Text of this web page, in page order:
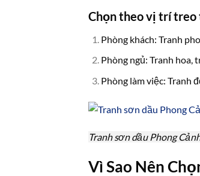
Chọn theo vị trí treo
Phòng khách: Tranh
Phòng ngủ: Tranh
Phòng làm việc: Tranh
Tranh sơn dầu Phong
Vì Sao Nên